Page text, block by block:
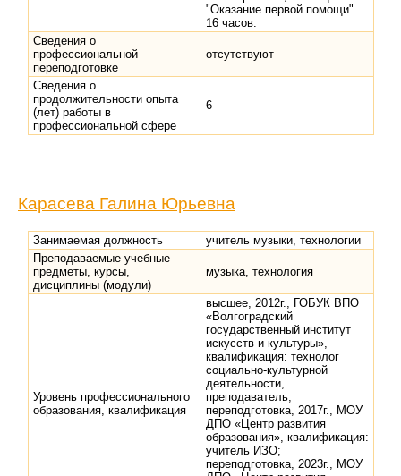
"Оказание первой помощи"
16 часов.
Сведения о
профессиональной
переподготовке
отсутствуют
Сведения о
продолжительности опыта
(лет) работы в
профессиональной сфере
6
Карасева Галина Юрьевна
Занимаемая должность
учитель музыки, технологии
Преподаваемые учебные
предметы, курсы,
дисциплины (модули)
музыка, технология
Уровень профессионального
образования, квалификация
высшее, 2012г., ГОБУК ВПО
«Волгоградский
государственный институт
искусств и культуры»,
квалификация: технолог
социально-культурной
деятельности,
преподаватель;
переподготовка, 2017г., МОУ
ДПО «Центр развития
образования», квалификация:
учитель ИЗО;
переподготовка, 2023г., МОУ